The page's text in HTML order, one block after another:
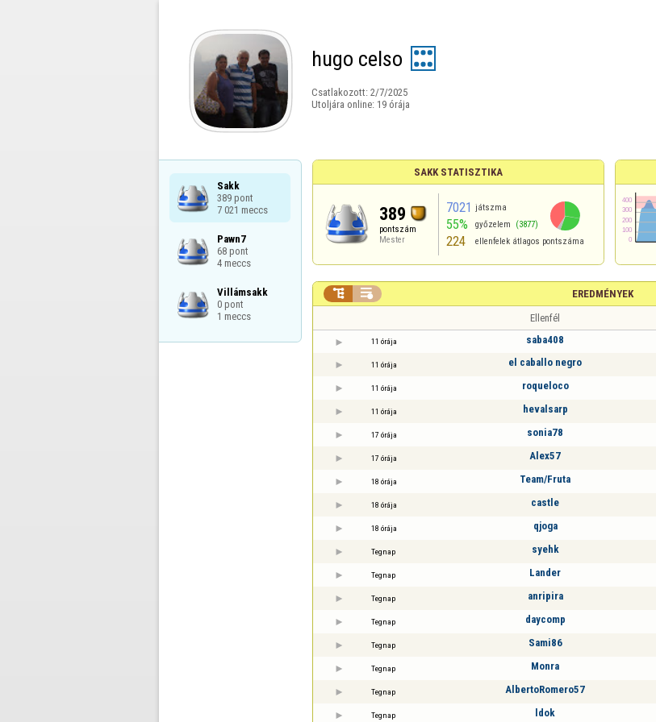
hugo celso
Csatlakozott: 2/7/2025
Utoljára online: 19 órája
Sakk
389 pont
7 021 meccs
Pawn7
68 pont
4 meccs
Villámsakk
0 pont
1 meccs
SAKK STATISZTIKA
389
pontszám
Mester
7021 játszma
55% győzelem (3877)
224 ellenfelek átlagos pontszáma
EREDMÉNYEK
 
Ellenfél
11 órája saba408
11 órája el caballo negro
11 órája roqueloco
11 órája hevalsarp
17 órája sonia78
17 órája Alex57
18 órája Team/Fruta
18 órája castle
18 órája qjoga
Tegnap syehk
Tegnap Lander
Tegnap anripira
Tegnap daycomp
Tegnap Sami86
Tegnap Monra
Tegnap AlbertoRomero57
Tegnap ldok